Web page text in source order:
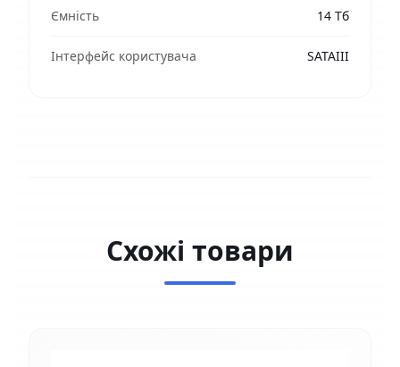
Ємність 14 Тб
Інтерфейс користувача SATAIII
Схожі товари